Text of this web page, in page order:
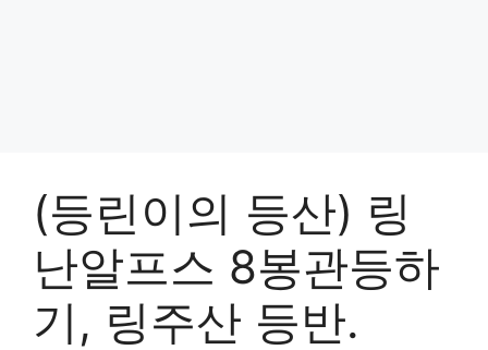
(등린이의 등산) 링
난알프스 8봉관등하
기, 링주산 등반.